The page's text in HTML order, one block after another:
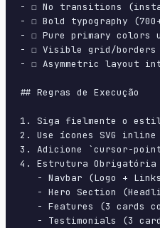
- ☐ No transitions
- ☐ Bold typography
- ☐ Pure primary colors
- ☐ Visible grid/borders
- ☐ Asymmetric layout
## Regras de Execução
1. Siga fielmente o
2. Use ícones SVG
3. Adicione `cursor-
4. Estrutura Obrigatória
- Navbar (Logo +
- Hero Section
- Features (3 cards
- Testimonials (3